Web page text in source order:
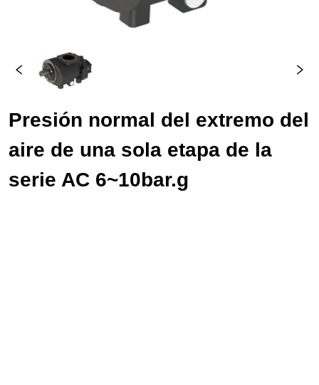
Presión normal del extremo del
aire de una sola etapa de la
serie AC 6~10bar.g